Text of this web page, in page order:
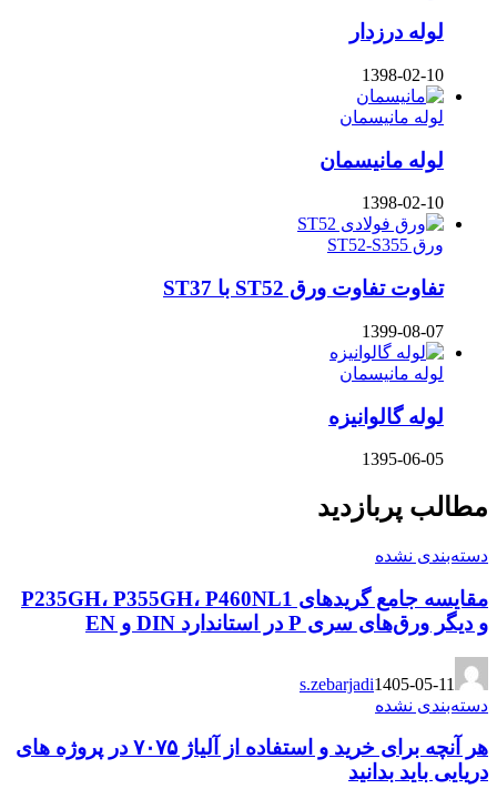
لوله درزدار
1398-02-10
لوله مانیسمان
لوله مانیسمان
1398-02-10
ورق ST52-S355
تفاوت تفاوت ورق ST52 با ST37
1399-08-07
لوله مانیسمان
لوله گالوانیزه
1395-06-05
مطالب پربازدید
دسته‌بندی نشده
مقایسه جامع گریدهای P235GH، P355GH، P460NL1
و دیگر ورق‌های سری P در استاندارد DIN و EN
s.zebarjadi1405-05-11
دسته‌بندی نشده
هر آنچه برای خرید و استفاده از آلیاژ ۷۰۷۵ در پروژه های
دریایی باید بدانید